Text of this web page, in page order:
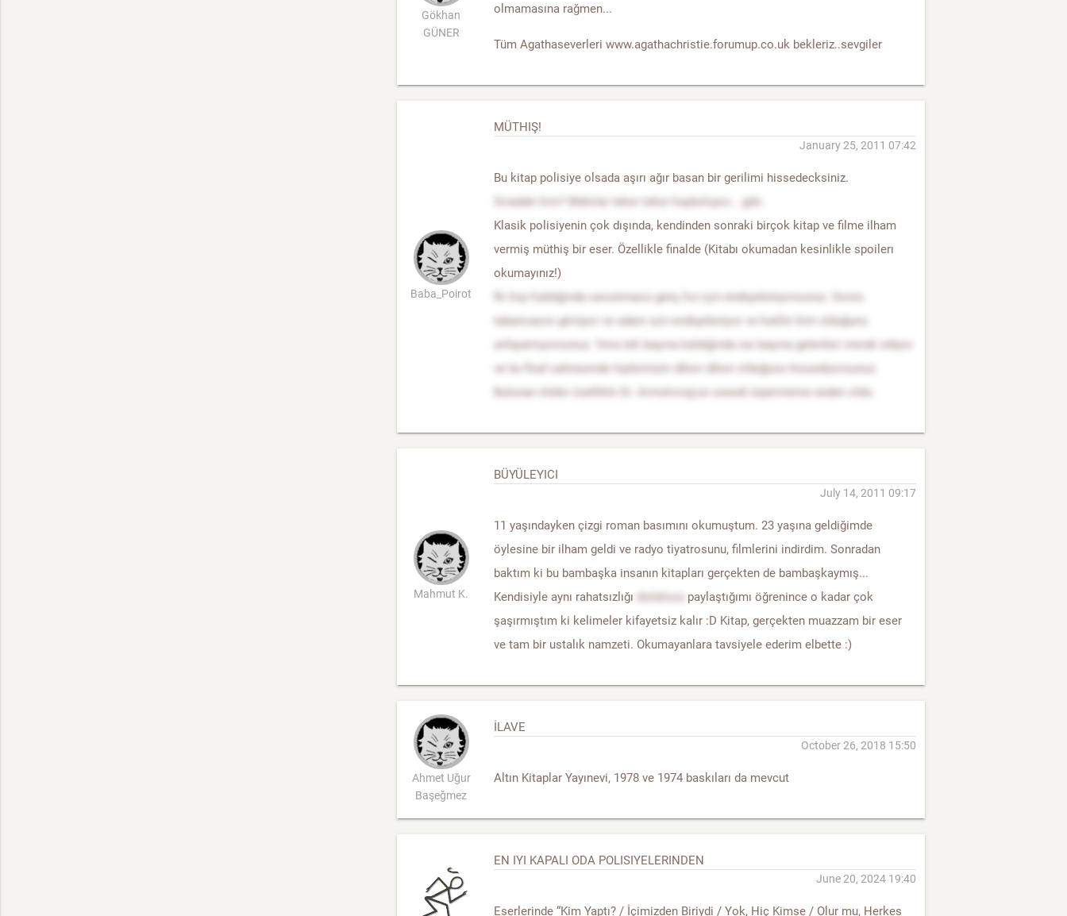
Gökhan
GÜNER
olmamasına rağmen...
Tüm Agathaseverleri www.agathachristie.forumup.co.uk bekleriz..sevgiler
Baba_Poirot
MÜTHIŞ!
January 25, 2011 07:42
Bu kitap polisiye olsada aşırı ağır basan bir gerilimi hissedecksiniz.
Sıradaki kim? Biblolar teker teker kayboluyor... gibi.
Klasik polisiyenin çok dışında, kendinden sonraki birçok kitap ve filme ilham
vermiş müthiş bir eser. Özellikle finalde (Kitabı okumadan kesinlikle spoilerı
okumayınız!)
İki kişi kaldığında savunmasız genç kız için endişeleniyorsunuz. Sonra
tabancasını görüyor ve adam için endişeleniyor ve katilin kim olduğunu
anlayamıyorsunuz. Vera tek başına kaldığında ise başına gelenleri merak ediyor
ve bu final sahnesinde tüylerinizin diken diken olduğunu hissediyorsunuz.
Bulunan ölüler özellikle Dr. Armstrong'un cesedi ürpermeme neden oldu.
Mahmut K.
BÜYÜLEYICI
July 14, 2011 09:17
11 yaşındayken çizgi roman basımını okumuştum. 23 yaşına geldiğimde
öylesine bir ilham geldi ve radyo tiyatrosunu, filmlerini indirdim. Sonradan
baktım ki bu bambaşka insanın kitapları gerçekten de bambaşkaymış...
Kendisiyle aynı rahatsızlığı
disleksia paylaştığımı öğrenince o kadar çok
şaşırmıştım ki kelimeler kifayetsiz kalır :D Kitap, gerçekten muazzam bir eser
ve tam bir ustalık namzeti. Okumayanlara tavsiyele ederim elbette :)
Ahmet Uğur
Başeğmez
İLAVE
October 26, 2018 15:50
Altın Kitaplar Yayınevi, 1978 ve 1974 baskıları da mevcut
EN IYI KAPALI ODA POLISIYELERINDEN
June 20, 2024 19:40
Eserlerinde “Kim Yaptı? / İçimizden Biriydi / Yok, Hiç Kimse / Olur mu, Herkes